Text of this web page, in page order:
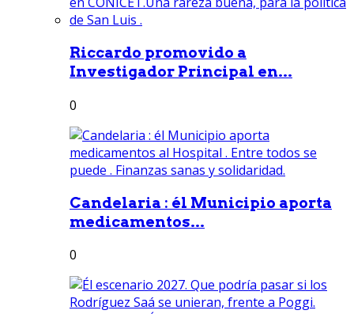
Riccardo promovido a
Investigador Principal en...
0
Candelaria : él Municipio aporta
medicamentos...
0